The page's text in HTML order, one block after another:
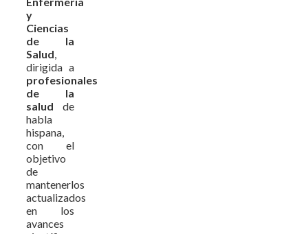
y
Ciencias
de la
Salud,
dirigida a
profesionales
de la
salud de
habla
hispana,
con el
objetivo
de
mantenerlos
actualizados
en los
avances